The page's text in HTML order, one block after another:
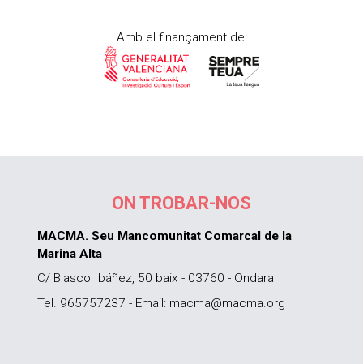
Amb el finançament de:
ON TROBAR-NOS
MACMA. Seu Mancomunitat Comarcal de la
Marina Alta
C/ Blasco Ibáñez, 50 baix - 03760 - Ondara
Tel. 965757237 - Email: macma@macma.org